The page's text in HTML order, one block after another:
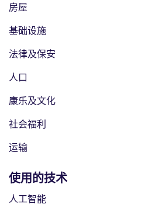
房屋
基础设施
法律及保安
人口
康乐及文化
社会福利
运输
使用的技术
人工智能